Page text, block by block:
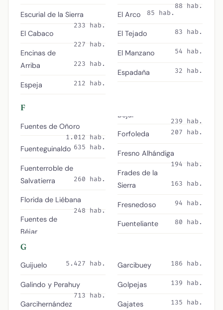
Escurial de la Sierra
233 hab.
El Cabaco
227 hab.
Encinas de
Arriba
223 hab.
Espeja 212 hab.
88 hab.
El Arco 85 hab.
El Tejado 83 hab.
El Manzano 54 hab.
Espadaña 32 hab.
F
Fuentes de Oñoro
1.012 hab.
Fuenteguinaldo 635 hab.
Fuenterroble de
Salvatierra
260 hab.
Florida de Liébana
248 hab.
Fuentes de
Béjar
239 hab.
Forfoleda 207 hab.
Fresno Alhándiga
194 hab.
Frades de la
Sierra
163 hab.
Fresnedoso 94 hab.
Fuenteliante 80 hab.
G
Guijuelo 5.427 hab.
Galindo y Perahuy
713 hab.
Garcihernández
Garcibuey 186 hab.
Golpejas 139 hab.
Gajates 135 hab.